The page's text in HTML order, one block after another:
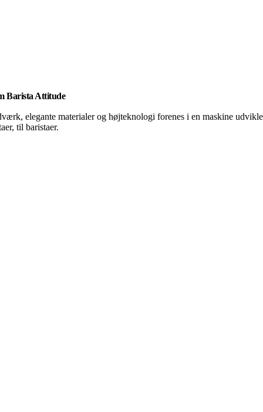
Barista Attitude
elegante materialer og højteknologi forenes i en maskine
til baristaer.